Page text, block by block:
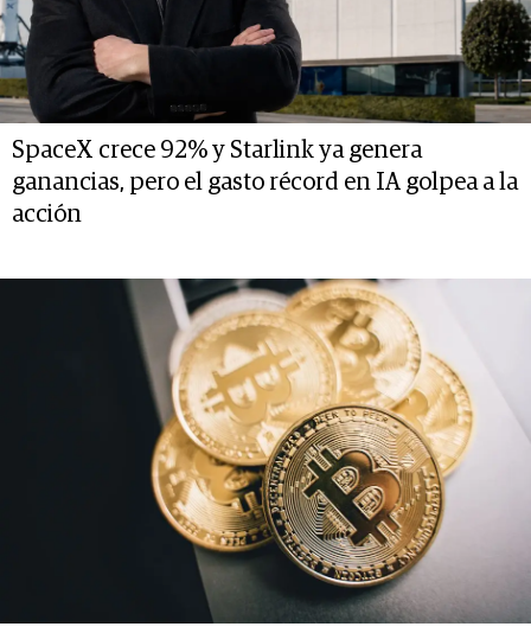
SpaceX crece 92% y Starlink ya genera
ganancias, pero el gasto récord en IA golpea a la
acción